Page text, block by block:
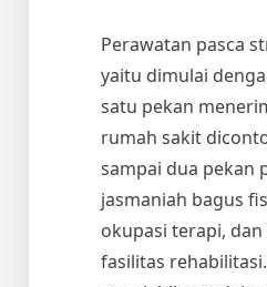
Perawatan pasca
yaitu dimulai
satu pekan
rumah sakit
sampai dua pekan
jasmaniah bagus
okupasi terapi,
fasilitas